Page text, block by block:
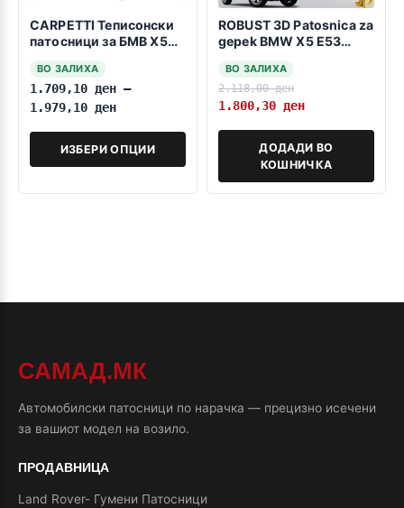
CARPETTI Теписонски
патосници за БМВ Х5
ВО ЗАЛИХА
1.709,10 ден –
1.979,10 ден
ИЗБЕРИ ОПЦИИ
ROBUST 3D Patosnica za
gepek BMW X5 E53
ВО ЗАЛИХА
2.118,00ден
1.800,30 ден
ДОДАДИ ВО
КОШНИЧКА
САМАД.МК
Автомобилски патосници по нарачка — прецизно исечени
за вашиот модел на возило.
ПРОДАВНИЦА
Land Rover- Гумени Патосници